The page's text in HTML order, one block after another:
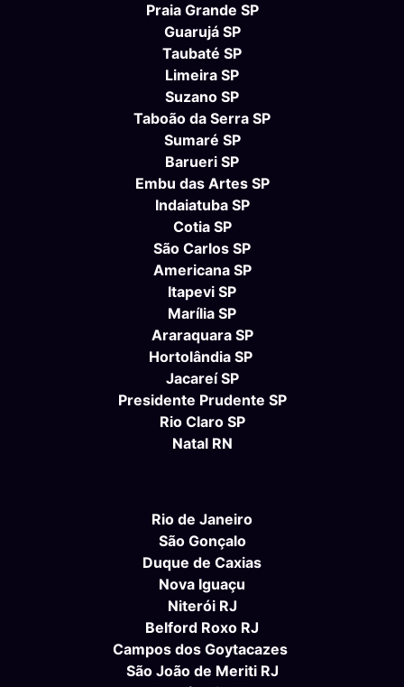
Praia Grande SP
Guarujá SP
Taubaté SP
Limeira SP
Suzano SP
Taboão da Serra SP
Sumaré SP
Barueri SP
Embu das Artes SP
Indaiatuba SP
Cotia SP
São Carlos SP
Americana SP
Itapevi SP
Marília SP
Araraquara SP
Hortolândia SP
Jacareí SP
Presidente Prudente SP
Rio Claro SP
Natal RN
Rio de Janeiro
São Gonçalo
Duque de Caxias
Nova Iguaçu
Niterói RJ
Belford Roxo RJ
Campos dos Goytacazes
São João de Meriti RJ